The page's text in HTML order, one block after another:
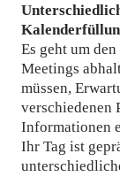
Es geht um
Meetings
müssen,
verschiedenen
Informationen
Ihr Tag ist